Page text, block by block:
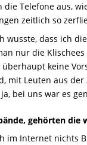
die Telefone aus,
zeitlich so
wusste, dass ich
nur die
keine
mit Leuten aus
bei uns war es
gehörten die
im Internet nichts